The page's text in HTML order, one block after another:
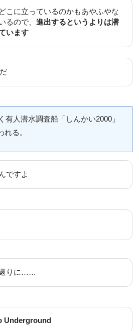
こに立っているのかもあやふやな
るので、進出するというよりは潜
います
有人潜水調査船「しんかい2000」
る。
ですよ
りに……
Underground